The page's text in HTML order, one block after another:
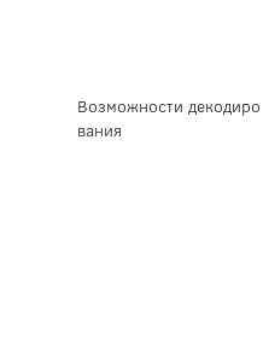
Возможности декодиро
вания